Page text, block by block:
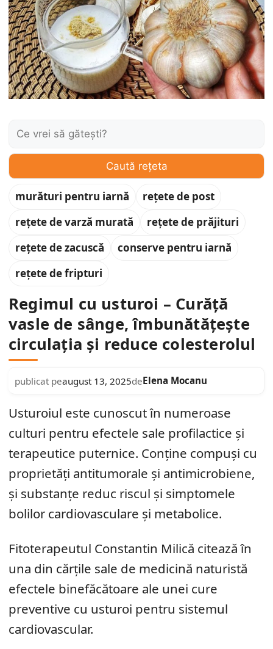
Caută:
Caută rețeta
murături pentru iarnă
rețete de post
rețete de varză murată
rețete de prăjituri
rețete de zacuscă
conserve pentru iarnă
rețete de fripturi
Regimul cu usturoi – Curăță
vasle de sânge, îmbunătățește
circulația și reduce colesterolul
publicat peaugust 13, 2025deElena Mocanu
Usturoiul este cunoscut în numeroase
culturi pentru efectele sale profilactice și
terapeutice puternice. Conține compuși cu
proprietăți antitumorale și antimicrobiene,
și substanțe reduc riscul și simptomele
bolilor cardiovasculare și metabolice.
Fitoterapeutul Constantin Milică citează în
una din cărțile sale de medicină naturistă
efectele binefăcătoare ale unei cure
preventive cu usturoi pentru sistemul
cardiovascular.